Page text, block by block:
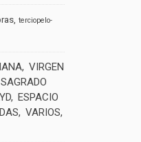
terciopelo-
VIRGEN
SAGRADO
ESPACIO
VARIOS